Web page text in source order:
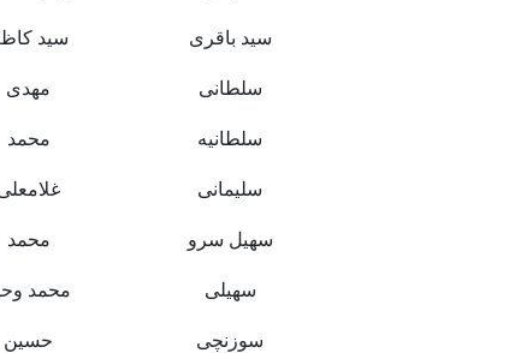
سید باقری سید
سلطانی مهدی
سلطانیه محمد
سلیمانی
سهیل سرو محمد
سهیلی محمد
سوزنچی حسین